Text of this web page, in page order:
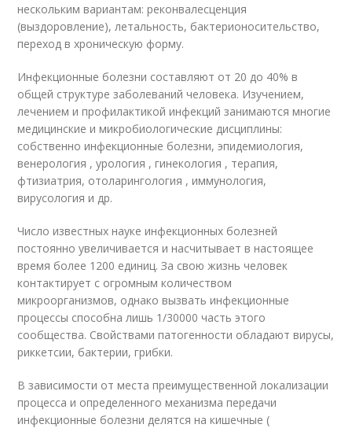
нескольким вариантам: реконвалесценция
(выздоровление), летальность, бактерионосительство,
переход в хроническую форму.
Инфекционные болезни составляют от 20 до 40% в
общей структуре заболеваний человека. Изучением,
лечением и профилактикой инфекций занимаются многие
медицинские и микробиологические дисциплины:
собственно инфекционные болезни, эпидемиология,
венерология , урология , гинекология , терапия,
фтизиатрия, отоларингология , иммунология,
вирусология и др.
Число известных науке инфекционных болезней
постоянно увеличивается и насчитывает в настоящее
время более 1200 единиц. За свою жизнь человек
контактирует с огромным количеством
микроорганизмов, однако вызвать инфекционные
процессы способна лишь 1/30000 часть этого
сообщества. Свойствами патогенности обладают вирусы,
риккетсии, бактерии, грибки.
В зависимости от места преимущественной локализации
процесса и определенного механизма передачи
инфекционные болезни делятся на кишечные (